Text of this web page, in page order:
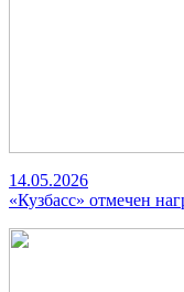
14.05.2026
«Кузбасс» отмечен